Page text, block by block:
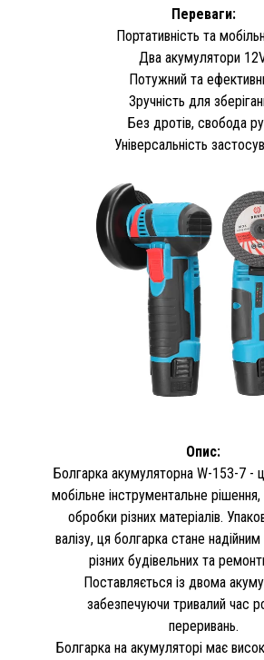
Переваги:
Портативність та
Два акумулятори
Потужний та
Зручність для
Без дротів, свобода
Універсальність
Опис:
Болгарка акумуляторна W-153-7 -
мобільне інструментальне
обробки різних матеріалів.
валізу, ця болгарка стане
різних будівельних та
Поставляється із двома
забезпечуючи тривалий час
переривань.
Болгарка на акумуляторі має